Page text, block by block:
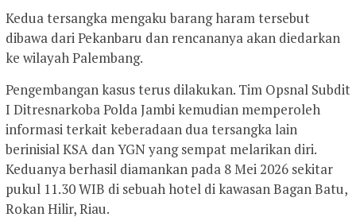
Kedua tersangka mengaku barang haram tersebut
dibawa dari Pekanbaru dan rencananya akan diedarkan
ke wilayah Palembang.
Pengembangan kasus terus dilakukan. Tim Opsnal Subdit
I Ditresnarkoba Polda Jambi kemudian memperoleh
informasi terkait keberadaan dua tersangka lain
berinisial KSA dan YGN yang sempat melarikan diri.
Keduanya berhasil diamankan pada 8 Mei 2026 sekitar
pukul 11.30 WIB di sebuah hotel di kawasan Bagan Batu,
Rokan Hilir, Riau.